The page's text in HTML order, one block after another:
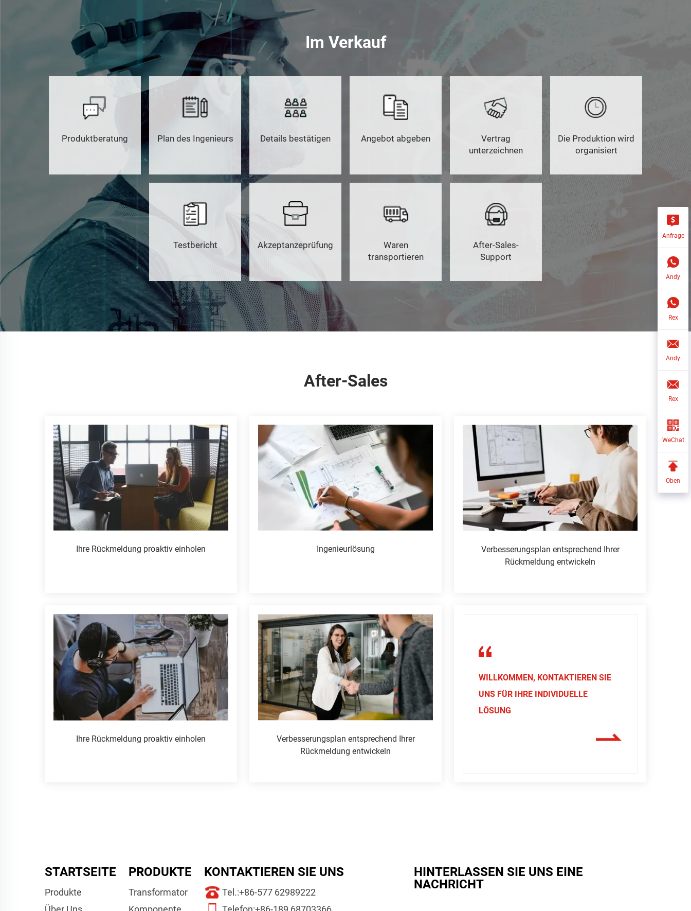
Im Verkauf
Produktberatung Plan des Ingenieurs Details bestätigen Angebot abgeben
Vertrag
unterzeichnen
Die Produktion wird
organisiert
Testbericht Akzeptanzeprüfung
Waren
transportieren
After-Sales-
Support
After-Sales
Ihre Rückmeldung proaktiv einholen Ingenieurlösung
Verbesserungsplan entsprechend Ihrer
Rückmeldung entwickeln
Ihre Rückmeldung proaktiv einholen
Verbesserungsplan entsprechend Ihrer
Rückmeldung entwickeln
WILLKOMMEN, KONTAKTIEREN SIE
UNS FÜR IHRE INDIVIDUELLE
LÖSUNG
STARTSEITE
Produkte
PRODUKTE
Transformator
KONTAKTIEREN SIE UNS
Tel.:+86-577 62989222
HINTERLASSEN SIE UNS EINE
NACHRICHT
Anfrage
Andy
Rex
Andy
Rex
WeChat
Oben